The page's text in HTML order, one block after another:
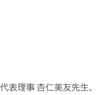
表理事 杏仁美友先生、